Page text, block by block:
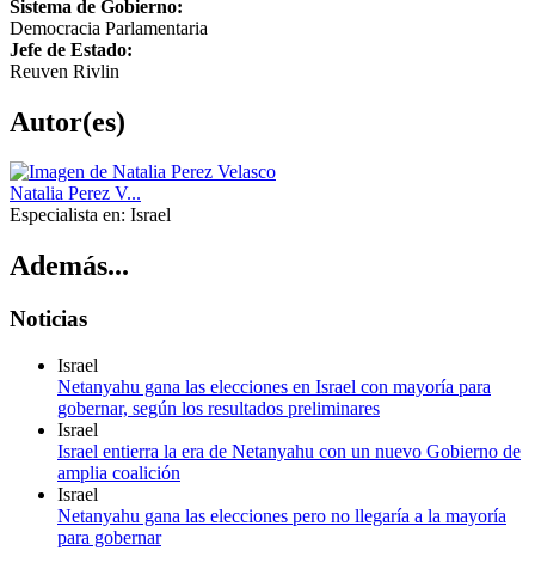
Sistema de Gobierno:
Democracia Parlamentaria
Jefe de Estado:
Reuven Rivlin
Autor(es)
Natalia Perez V...
Especialista en: Israel
Además...
Noticias
Israel
Netanyahu gana las elecciones en Israel con mayoría para
gobernar, según los resultados preliminares
Israel
Israel entierra la era de Netanyahu con un nuevo Gobierno de
amplia coalición
Israel
Netanyahu gana las elecciones pero no llegaría a la mayoría
para gobernar